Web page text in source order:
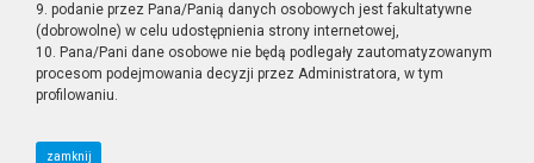
9. podanie przez Pana/Panią danych osobowych jest fakultatywne
(dobrowolne) w celu udostępnienia strony internetowej,
10. Pana/Pani dane osobowe nie będą podlegały zautomatyzowanym
procesom podejmowania decyzji przez Administratora, w tym
profilowaniu.
zamknij